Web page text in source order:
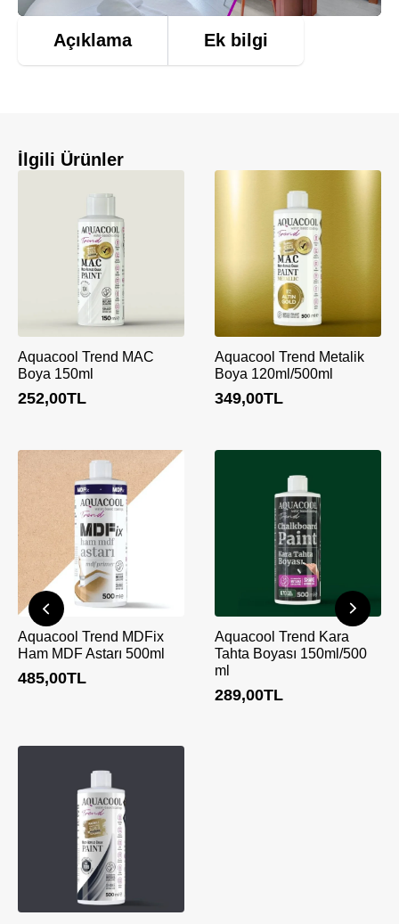
Açıklama Ek bilgi
İlgili Ürünler
Aquacool Trend MAC
Boya 150ml
252,00TL
Aquacool Trend Metalik
Boya 120ml/500ml
349,00TL
Aquacool Trend MDFix
Ham MDF Astarı 500ml
485,00TL
Aquacool Trend Kara
Tahta Boyası 150ml/500
ml
289,00TL